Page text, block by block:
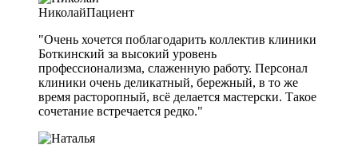
НиколайПациент
"Очень хочется поблагодарить коллектив клиники
Боткинский за высокий уровень
профессионализма, слаженную работу. Персонал
клиники очень деликатный, бережный, в то же
время расторопный, всё делается мастерски. Такое
сочетание встречается редко."